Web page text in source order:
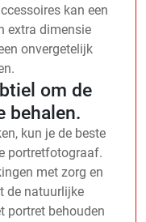
kan een
extra dimensie
onvergetelijk
om de
behalen.
kun je de beste
portretfotograaf.
met zorg en
de natuurlijke
portret behouden